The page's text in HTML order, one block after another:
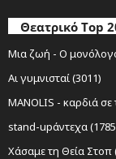
Θεατρικό Top
Μια ζωή - Ο
Αι γυμνισταί (3011)
MANOLIS - καρδιά σε
stand-upάντεχα
Χάσαμε τη Θεία Στοπ